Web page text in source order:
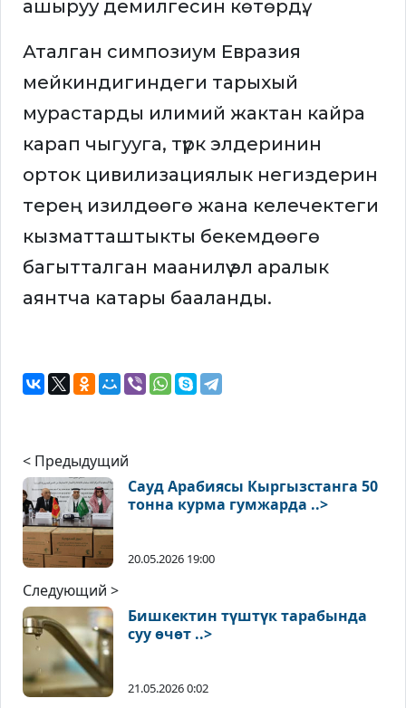
ашыруу демилгесин көтөрдү.
Аталган симпозиум Евразия
мейкиндигиндеги тарыхый
мурастарды илимий жактан кайра
карап чыгууга, түрк элдеринин
орток цивилизациялык негиздерин
терең изилдөөгө жана келечектеги
кызматташтыкты бекемдөөгө
багытталган маанилүү эл аралык
аянтча катары бааланды.
< Предыдущий
Сауд Арабиясы Кыргызстанга 50
тонна курма гумжарда ..>
20.05.2026 19:00
Следующий >
Бишкектин түштүк тарабында
суу өчөт ..>
21.05.2026 0:02